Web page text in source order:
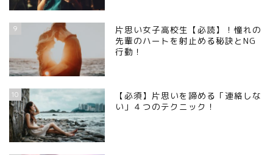
9
片思い女子高校生【必読】！憧れの
先輩のハートを射止める秘訣とNG
行動！
10
【必須】片思いを諦める「連絡しな
い」４つのテクニック！